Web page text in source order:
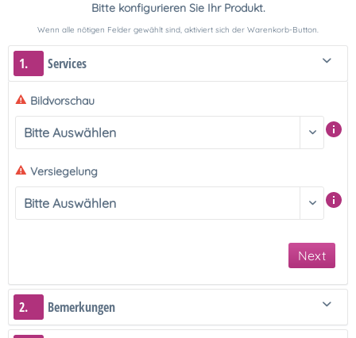
Bitte konfigurieren Sie Ihr Produkt.
Wenn alle nötigen Felder gewählt sind, aktiviert sich der Warenkorb-Button.
1. Services
Bildvorschau
Versiegelung
Next
2. Bemerkungen